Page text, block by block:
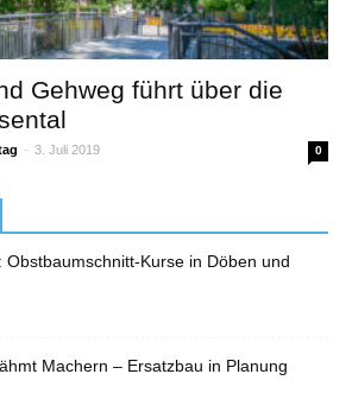
Gehweg führt über die
- 3. Juli 2019 0
Obstbaumschnitt-Kurse in Döben und
Machern – Ersatzbau in Planung